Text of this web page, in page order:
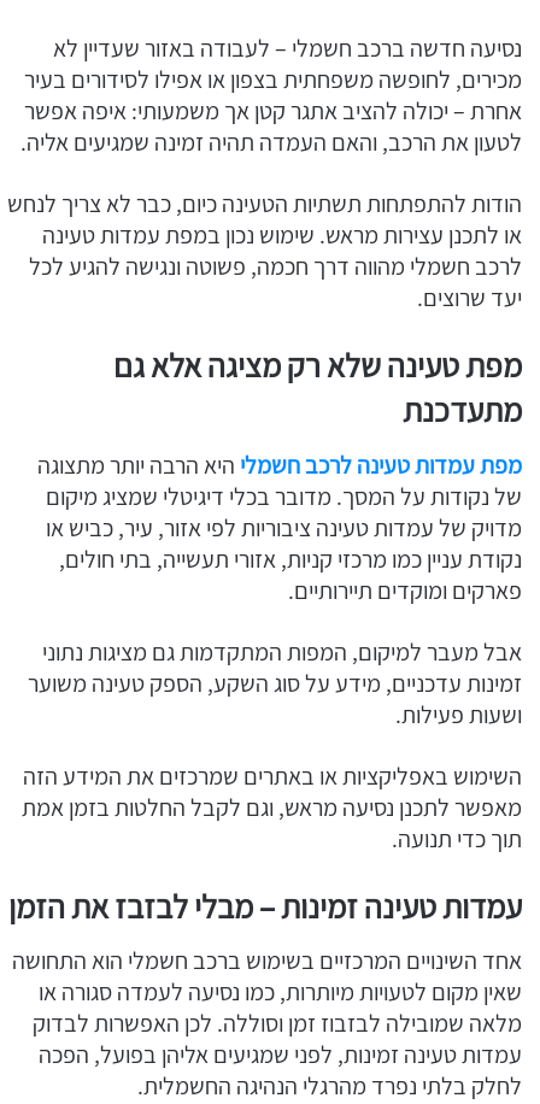
נסיעה חדשה ברכב חשמלי – לעבודה באזור שעדיין לא
מכירים, לחופשה משפחתית בצפון או אפילו לסידורים בעיר
אחרת – יכולה להציב אתגר קטן אך משמעותי: איפה אפשר
לטעון את הרכב, והאם העמדה תהיה זמינה שמגיעים אליה.
הודות להתפתחות תשתיות הטעינה כיום, כבר לא צריך לנחש
או לתכנן עצירות מראש. שימוש נכון במפת עמדות טעינה
לרכב חשמלי מהווה דרך חכמה, פשוטה ונגישה להגיע לכל
יעד שרוצים.
מפת טעינה שלא רק מציגה אלא גם
מתעדכנת
מפת עמדות טעינה לרכב חשמלי היא הרבה יותר מתצוגה
של נקודות על המסך. מדובר בכלי דיגיטלי שמציג מיקום
מדויק של עמדות טעינה ציבוריות לפי אזור, עיר, כביש או
נקודת עניין כמו מרכזי קניות, אזורי תעשייה, בתי חולים,
פארקים ומוקדים תיירותיים.
אבל מעבר למיקום, המפות המתקדמות גם מציגות נתוני
זמינות עדכניים, מידע על סוג השקע, הספק טעינה משוער
ושעות פעילות.
השימוש באפליקציות או באתרים שמרכזים את המידע הזה
מאפשר לתכנן נסיעה מראש, וגם לקבל החלטות בזמן אמת
תוך כדי תנועה.
עמדות טעינה זמינות – מבלי לבזבז את הזמן
אחד השינויים המרכזיים בשימוש ברכב חשמלי הוא התחושה
שאין מקום לטעויות מיותרות, כמו נסיעה לעמדה סגורה או
מלאה שמובילה לבזבוז זמן וסוללה. לכן האפשרות לבדוק
עמדות טעינה זמינות, לפני שמגיעים אליהן בפועל, הפכה
לחלק בלתי נפרד מהרגלי הנהיגה החשמלית.